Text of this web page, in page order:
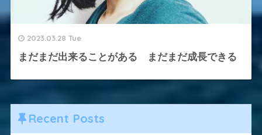
2023.03.28 Tue
まだまだ出来ることがある まだまだ成長できる
Recent Posts